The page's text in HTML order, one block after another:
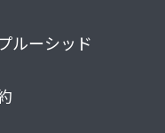
ルーシッド